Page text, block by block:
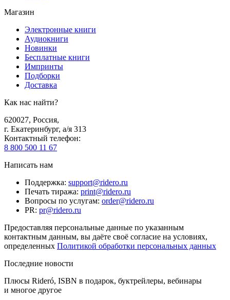
Магазин
Электронные книги
Аудиокниги
Новинки
Бесплатные книги
Импринты
Подборки
Доставка
Как нас найти?
620027, Россия,
г. Екатеринбург, а/я 313
Контактный телефон:
8 800 500 11 67
Написать нам
Поддержка: support@ridero.ru
Печать тиража: print@ridero.ru
Вопросы по услугам: order@ridero.ru
PR: pr@ridero.ru
Предоставляя персональные данные по указанным
контактным данным, вы даёте своё согласие на условиях,
определенных Политикой обработки персональных данных
Последние новости
Плюсы Rideró, ISBN в подарок, буктрейлеры, вебинары
и многое другое